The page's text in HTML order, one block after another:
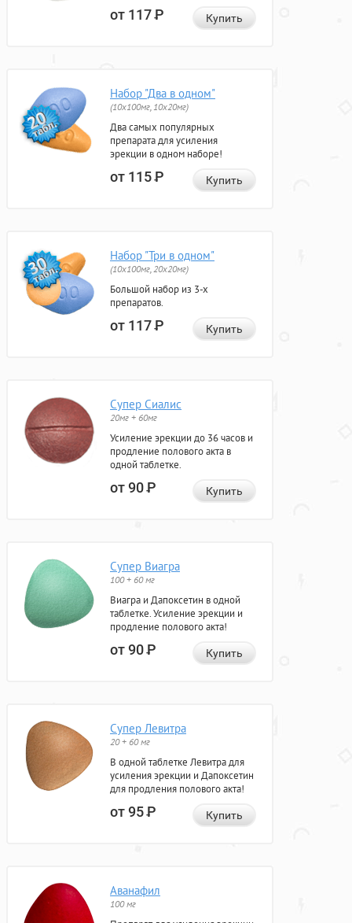
от 117Р Купить
Набор "Два в одном"
(10x100мг, 10x20мг)
Два самых популярных
препарата для усиления
эрекции в одном наборе!
от 115Р Купить
Набор "Три в одном"
(10x100мг, 20x20мг)
Большой набор из 3-х
препаратов.
от 117Р Купить
Супер Сиалис
20мг + 60мг
Усиление эрекции до 36 часов и
продление полового акта в
одной таблетке.
от 90Р Купить
Супер Виагра
100 + 60 мг
Виагра и Дапоксетин в одной
таблетке. Усиление эрекции и
продление полового акта!
от 90Р Купить
Супер Левитра
20 + 60 мг
В одной таблетке Левитра для
усиления эрекции и Дапоксетин
для продления полового акта!
от 95Р Купить
Аванафил
100 мг